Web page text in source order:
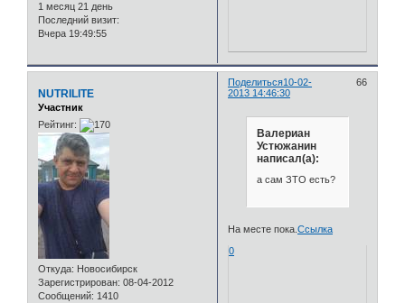
1 месяц 21 день
Последний визит:
Вчера 19:49:55
Поделиться 66
10-02-
2013 14:46:30
NUTRILITE
Участник
Рейтинг:
Откуда: Новосибирск
Зарегистрирован: 08-04-2012
Сообщений: 1410
Валериан
Устюжанин
написал(а):
а сам ЗТО есть?
На месте пока.Ссылка
0